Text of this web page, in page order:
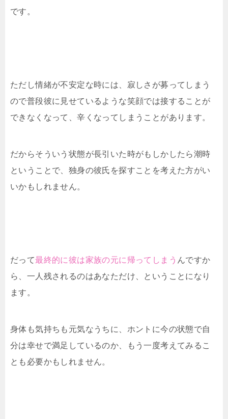
です。
ただし情緒が不安定な時には、寂しさが募ってしまう
ので普段彼に見せているような笑顔では接することが
できなくなって、辛くなってしまうことがあります。
だからそういう状態が長引いた時がもしかしたら潮時
ということで、独身の彼氏を探すことを考えた方がい
いかもしれません。
だって最終的に彼は家族の元に帰ってしまう んですか
ら、一人残されるのはあなただけ、ということになり
ます。
身体も気持ちも元気なうちに、ホントに今の状態で自
分は幸せで満足しているのか、もう一度考えてみるこ
とも必要かもしれません。